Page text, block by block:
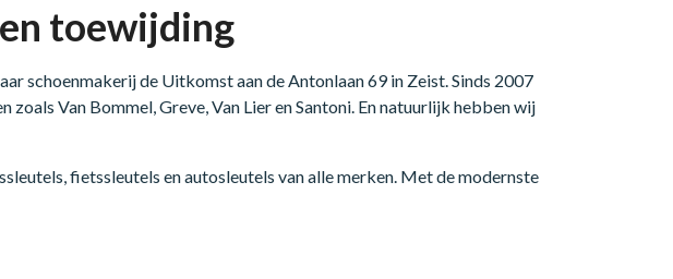
toewijding
schoenmakerij de Uitkomst aan de Antonlaan 69 in Zeist. Sinds 2007
Van Bommel, Greve, Van Lier en Santoni. En natuurlijk hebben wij
fietssleutels en autosleutels van alle merken. Met de modernste